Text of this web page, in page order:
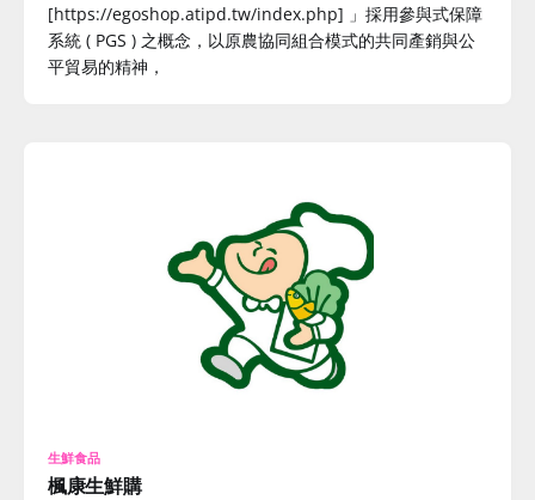
[https://egoshop.atipd.tw/index.php] 」採用參與式保障
系統 ( PGS ) 之概念，以原農協同組合模式的共同產銷與公
平貿易的精神，
生鮮食品
楓康生鮮購